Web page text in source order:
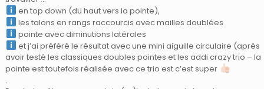
en top down (du haut vers la pointe),
les talons en rangs raccourcis avec mailles doublées
pointe avec diminutions latérales
et j’ai préféré le résultat avec une mini aiguille circulaire (après
avoir testé les classiques doubles pointes et les addi crazy trio – la
pointe est toutefois réalisée avec ce trio est c’est super
.